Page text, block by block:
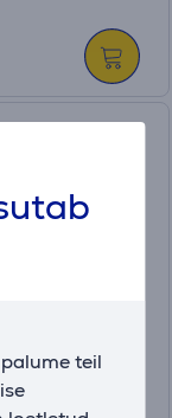
teil
(23 L)